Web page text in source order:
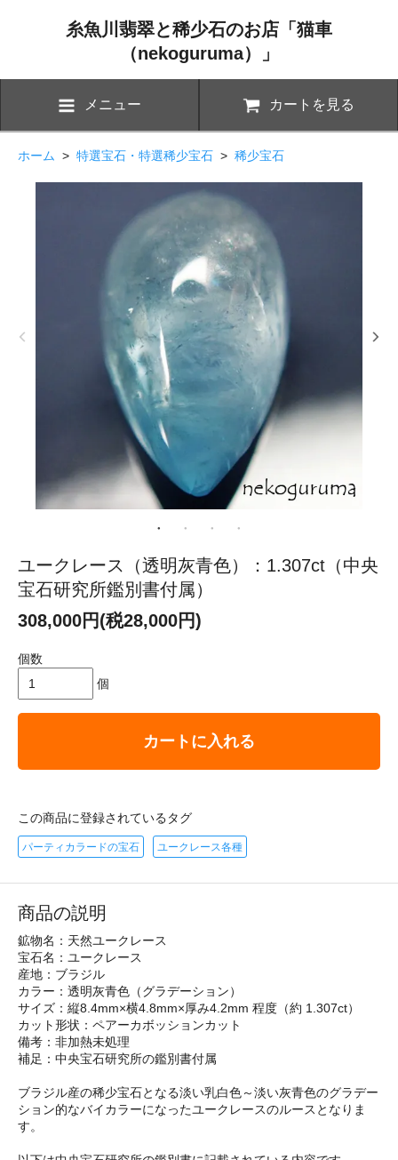
糸魚川翡翠と稀少石のお店「猫車
（nekoguruma）」
メニュー カートを見る
ホーム > 特選宝石・特選稀少宝石 > 稀少宝石
ユークレース（透明灰青色）：1.307ct（中央
宝石研究所鑑別書付属）
308,000円(税28,000円)
個数
個
カートに入れる
この商品に登録されているタグ
パーティカラードの宝石 ユークレース各種
商品の説明
鉱物名：天然ユークレース
宝石名：ユークレース
産地：ブラジル
カラー：透明灰青色（グラデーション）
サイズ：縦8.4mm×横4.8mm×厚み4.2mm 程度（約 1.307ct）
カット形状：ペアーカボッションカット
備考：非加熱未処理
補足：中央宝石研究所の鑑別書付属
ブラジル産の稀少宝石となる淡い乳白色～淡い灰青色のグラデー
ション的なバイカラーになったユークレースのルースとなりま
す。